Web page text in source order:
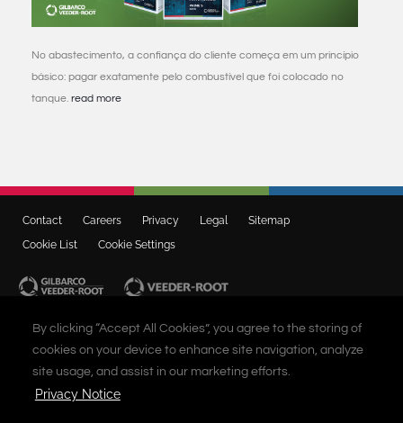
By clicking “Accept All Cookies”, you agree to the storing of
cookies on your device to enhance site navigation, analyze
site usage, and assist in our marketing efforts.
Privacy Notice
No abastecimento, a confiança do cliente começa em um princípio
básico: pagar exatamente pelo combustível que foi colocado no
tanque. read more
Contact Careers Privacy Legal
Sitemap
Cookie List
Cookie Settings
0800 892 2323